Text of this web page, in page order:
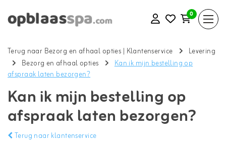
0
Terug naar Bezorg en afhaal opties | Klantenservice
Levering
Bezorg en afhaal opties
Kan ik mijn bestelling op
afspraak laten bezorgen?
Kan ik mijn bestelling op
afspraak laten bezorgen?
Terug naar klantenservice